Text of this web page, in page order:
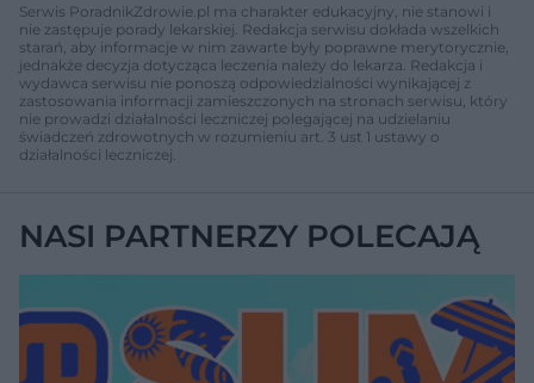
Serwis PoradnikZdrowie.pl ma charakter edukacyjny, nie stanowi i
nie zastępuje porady lekarskiej. Redakcja serwisu dokłada wszelkich
starań, aby informacje w nim zawarte były poprawne merytorycznie,
jednakże decyzja dotycząca leczenia należy do lekarza. Redakcja i
wydawca serwisu nie ponoszą odpowiedzialności wynikającej z
zastosowania informacji zamieszczonych na stronach serwisu, który
nie prowadzi działalności leczniczej polegającej na udzielaniu
świadczeń zdrowotnych w rozumieniu art. 3 ust 1 ustawy o
działalności leczniczej.
NASI PARTNERZY POLECAJĄ